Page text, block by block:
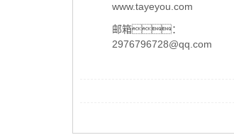
www.tayeyou.com
邮箱：
2976796728@qq.com